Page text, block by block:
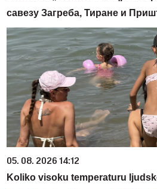
савезу Загреба, Тиране и
05. 08. 2026 14:12
Koliko visoku temperaturu